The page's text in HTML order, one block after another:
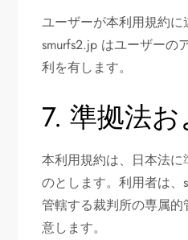
ユーザーが本利用規約に
smurfs2.jp はユーザーの
利を有します。
7. 準拠法
本利用規約は、日本法
のとします。利用者は、
管轄する裁判所の専属
意します。